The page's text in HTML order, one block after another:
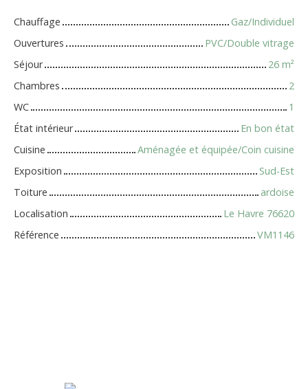
Chauffage
Gaz/Individuel
Ouvertures
PVC/Double vitrage
Séjour
26 m²
Chambres
2
WC
1
État intérieur
En bon état
Cuisine
Aménagée et équipée/Coin cuisine
Exposition
Sud-Est
Toiture
ardoise
Localisation
Le Havre 76620
Référence
VM1146